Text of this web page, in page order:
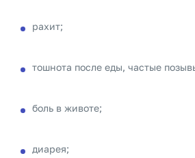
рахит;
тошнота после еды, частые
боль в животе;
диарея;